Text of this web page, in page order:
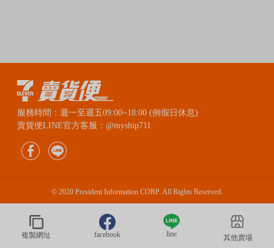
複製網址 facebook line 其他賣場
服務時間：週一至週五09:00~18:00 (例假日休息)
賣貨便LINE官方客服：@myship711
© 2020 President Information CORP. All Rights Reserved.